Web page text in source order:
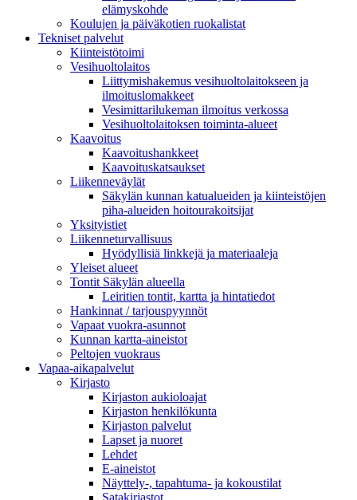
elämyskohde
Koulujen ja päiväkotien ruokalistat
Tekniset palvelut
Kiinteistötoimi
Vesihuoltolaitos
Liittymishakemus vesihuoltolaitokseen ja
ilmoituslomakkeet
Vesimittarilukeman ilmoitus verkossa
Vesihuoltolaitoksen toiminta-alueet
Kaavoitus
Kaavoitushankkeet
Kaavoituskatsaukset
Liikenneväylät
Säkylän kunnan katualueiden ja kiinteistöjen
piha-alueiden hoitourakoitsijat
Yksityistiet
Liikenneturvallisuus
Hyödyllisiä linkkejä ja materiaaleja
Yleiset alueet
Tontit Säkylän alueella
Leiritien tontit, kartta ja hintatiedot
Hankinnat / tarjouspyynnöt
Vapaat vuokra-asunnot
Kunnan kartta-aineistot
Peltojen vuokraus
Vapaa-aika­palvelut
Kirjasto
Kirjaston aukioloajat
Kirjaston henkilökunta
Kirjaston palvelut
Lapset ja nuoret
Lehdet
E-aineistot
Näyttely-, tapahtuma- ja kokoustilat
Satakirjastot